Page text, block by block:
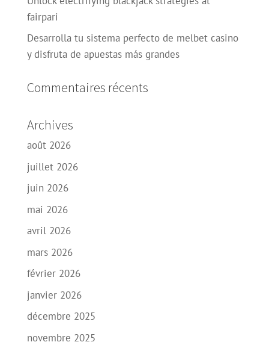
fairpari
Desarrolla tu sistema perfecto de melbet casino
y disfruta de apuestas más grandes
Commentaires récents
Archives
août 2026
juillet 2026
juin 2026
mai 2026
avril 2026
mars 2026
février 2026
janvier 2026
décembre 2025
novembre 2025